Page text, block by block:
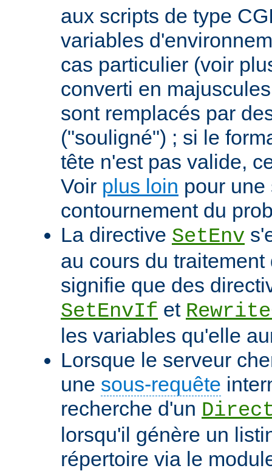
aux scripts de type
variables
cas particulier (voir
converti en
sont remplacés par
("souligné") ; si le
tête n'est pas valide,
Voir plus loin pour
contournement du
La directive SetEnv
au cours du
signifie que des
SetEnvIf et
les variables qu'elle
Lorsque le serveur
une sous-requête
recherche d'un
lorsqu'il génère un
répertoire via le